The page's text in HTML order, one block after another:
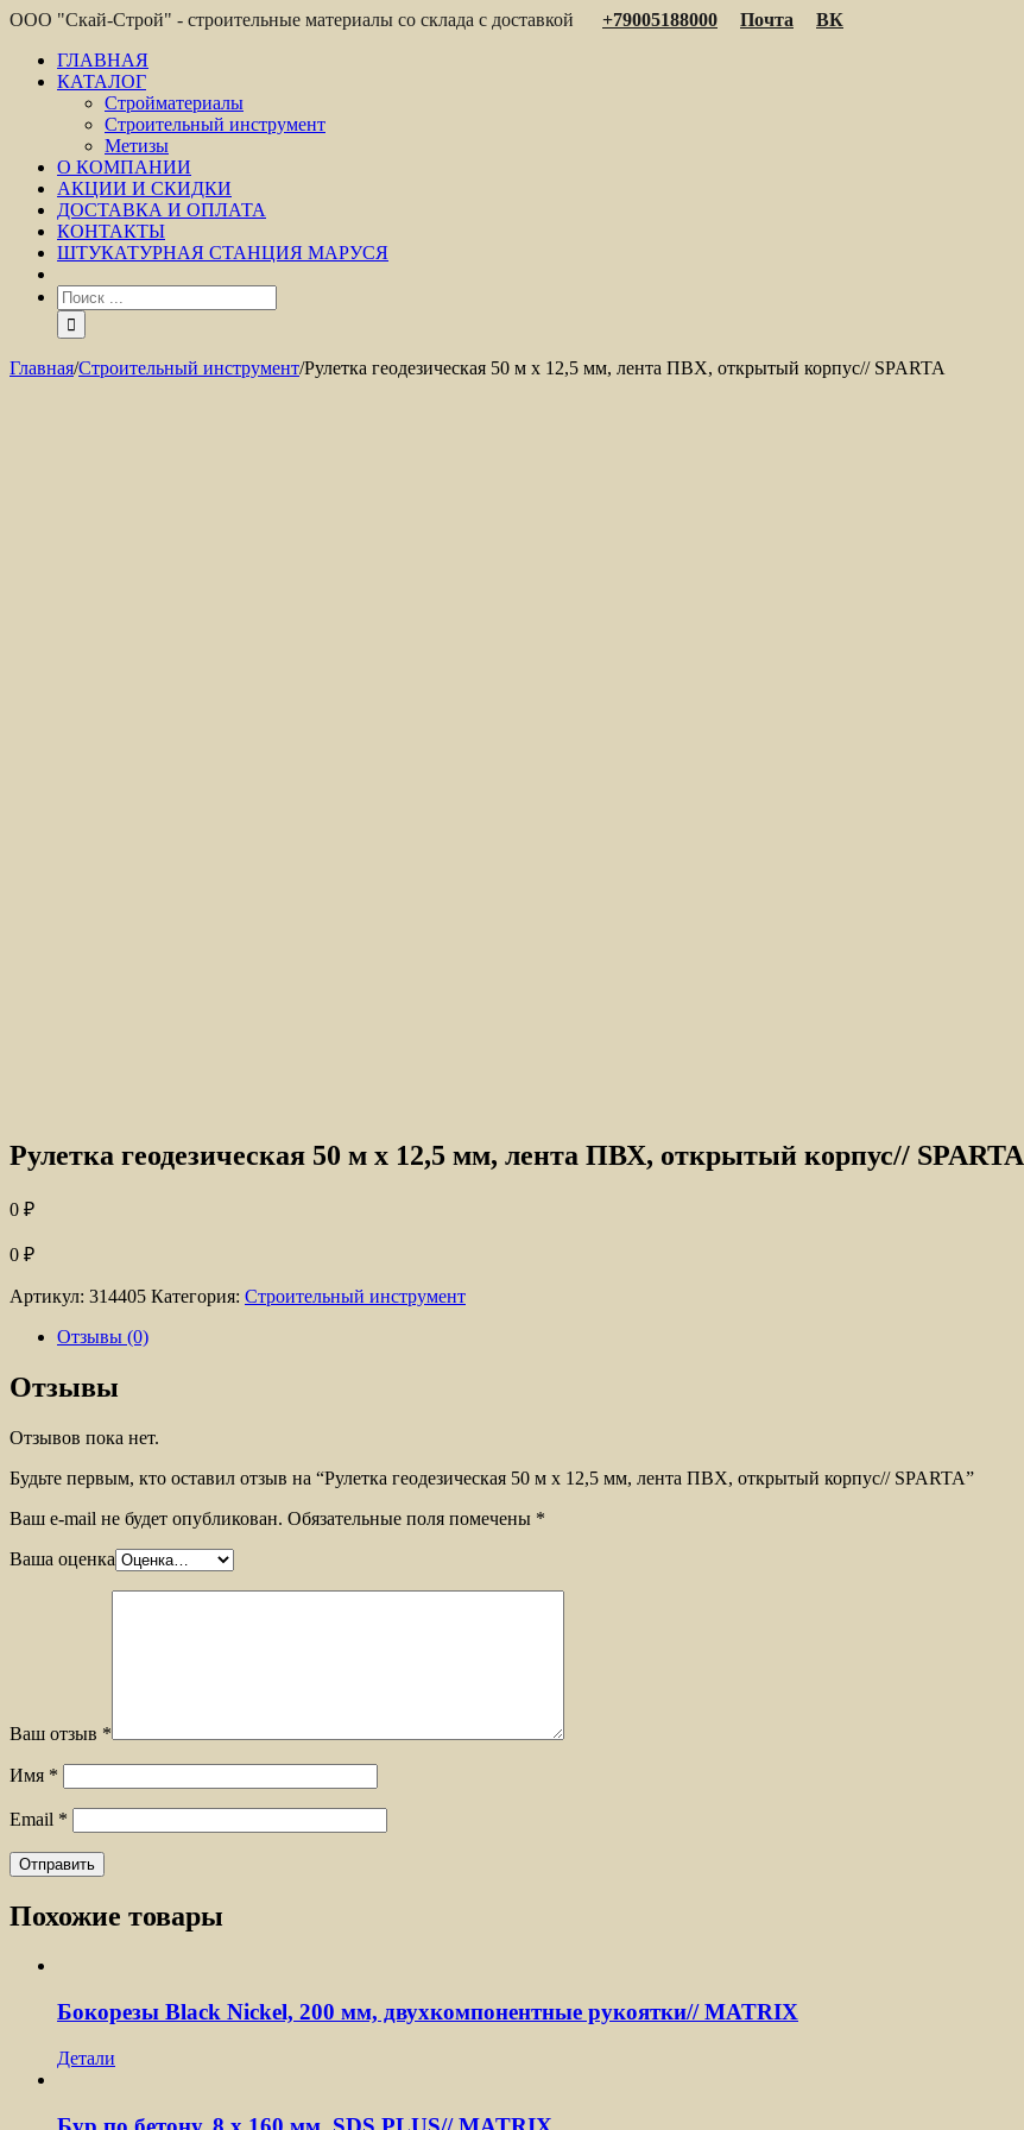
ООО "Скай-Строй" - строительные материалы со склада с доставкой +79005188000 Почта
ВК
ГЛАВНАЯ
КАТАЛОГ
Стройматериалы
Строительный инструмент
Метизы
О КОМПАНИИ
АКЦИИ И СКИДКИ
ДОСТАВКА И ОПЛАТА
КОНТАКТЫ
ШТУКАТУРНАЯ СТАНЦИЯ МАРУСЯ
Главная/Строительный инструмент/Рулетка геодезическая 50 м х 12,5 мм, лента ПВХ, открытый корпус// SPARTA
Рулетка геодезическая 50 м х 12,5 мм, лента ПВХ, открытый корпус// SPARTA
0 ₽
0 ₽
Артикул: 314405 Категория: Строительный инструмент
Отзывы (0)
Отзывы
Отзывов пока нет.
Будьте первым, кто оставил отзыв на “Рулетка геодезическая 50 м х 12,5 мм, лента ПВХ, открытый корпус// SPARTA”
Ваш e-mail не будет опубликован. Обязательные поля помечены *
Ваша оценка
Ваш отзыв *
Имя *
Email *
Похожие товары
Бокорезы Black Nickel, 200 мм, двухкомпонентные рукоятки// MATRIX
Детали